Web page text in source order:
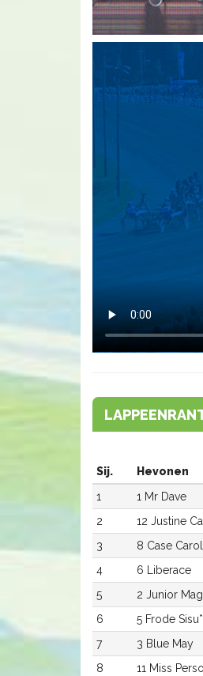
Sij. Hevonen
1
1 Mr Dave
2
12 Justine
3
8 Case
4
6 Liberace
5
2 Junior
6
5 Frode
7
3 Blue May
8
11 Miss